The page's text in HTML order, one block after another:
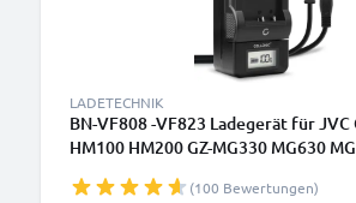
LADETECHNIK
BN-VF808 -VF823 Ladegerät für JVC
HM100 HM200 GZ-MG330 MG630
(100 Bewertungen)